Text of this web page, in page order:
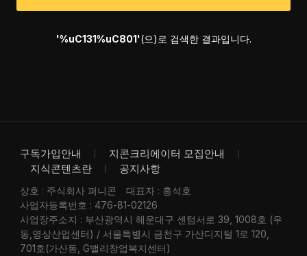
'%uC131%uC801'(으)로 검색한 결과입니다.
구독가입안내
지콘크리에이터 모집안내
지식콘텐츠란
공지사항
상호 : 주식회사 퍼니콘
대표자 : 홍석호
사업자등록번호 : 476-81-02126
사업장주소지 : 부산광역시 해운대구 센텀서로 39, 1008호 (우
동,영상산업센터) / 서울특별시 금천구 가산디지털 1로 120,
701호(가산동, G밸리창업복지센터)